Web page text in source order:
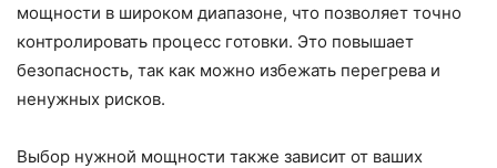
мощности в широком диапазоне, что позволяет точно
контролировать процесс готовки. Это повышает
безопасность, так как можно избежать перегрева и
ненужных рисков.
Выбор нужной мощности также зависит от ваших